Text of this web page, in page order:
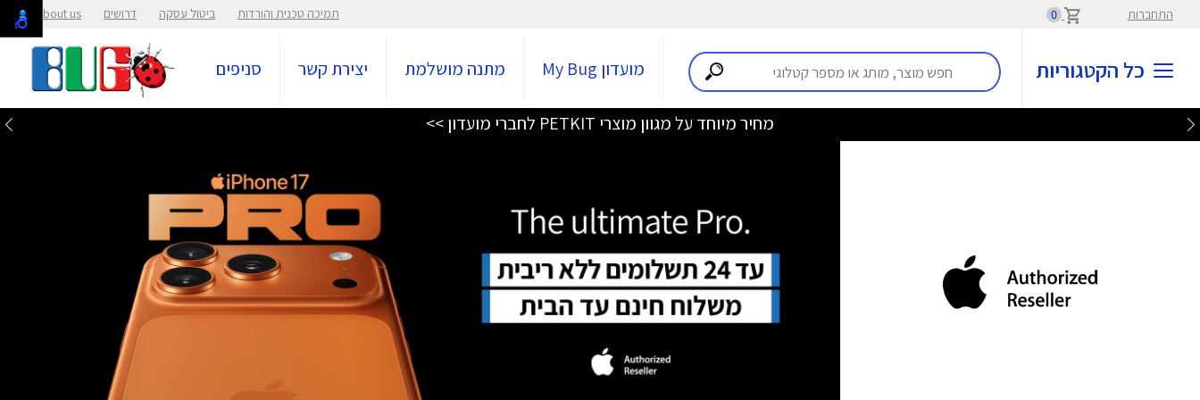
התחברות 0 תמיכה טכנית והורדות ביטול עסקה דרושים About us
כל הקטגוריות מועדון My Bug מתנה מושלמת יצירת קשר סניפים
מחיר מיוחד על מגוון מוצרי PETKIT לחברי מועדון >>